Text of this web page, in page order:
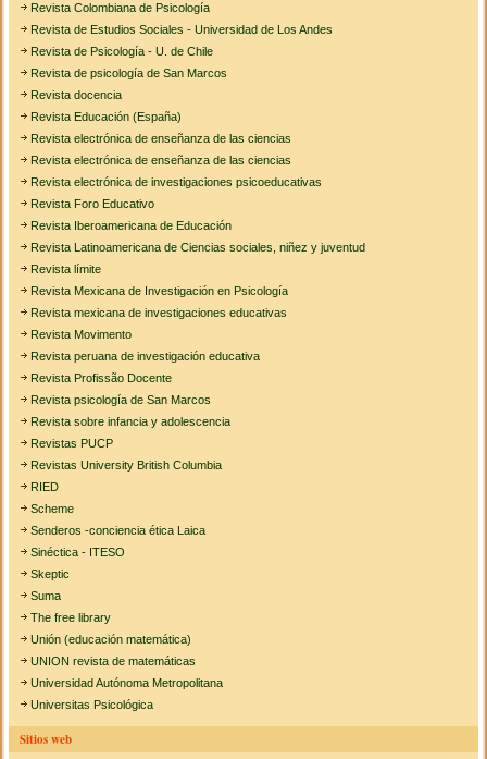
Revista Colombiana de Psicología
Revista de Estudios Sociales - Universidad de Los Andes
Revista de Psicología - U. de Chile
Revista de psicología de San Marcos
Revista docencia
Revista Educación (España)
Revista electrónica de enseñanza de las ciencias
Revista electrónica de enseñanza de las ciencias
Revista electrónica de investigaciones psicoeducativas
Revista Foro Educativo
Revista Iberoamericana de Educación
Revista Latinoamericana de Ciencias sociales, niñez y juventud
Revista límite
Revista Mexicana de Investigación en Psicología
Revista mexicana de investigaciones educativas
Revista Movimento
Revista peruana de investigación educativa
Revista Profissão Docente
Revista psicología de San Marcos
Revista sobre infancia y adolescencia
Revistas PUCP
Revistas University British Columbia
RIED
Scheme
Senderos -conciencia ética Laica
Sinéctica - ITESO
Skeptic
Suma
The free library
Unión (educación matemática)
UNION revista de matemáticas
Universidad Autónoma Metropolitana
Universitas Psicológica
Sitios web